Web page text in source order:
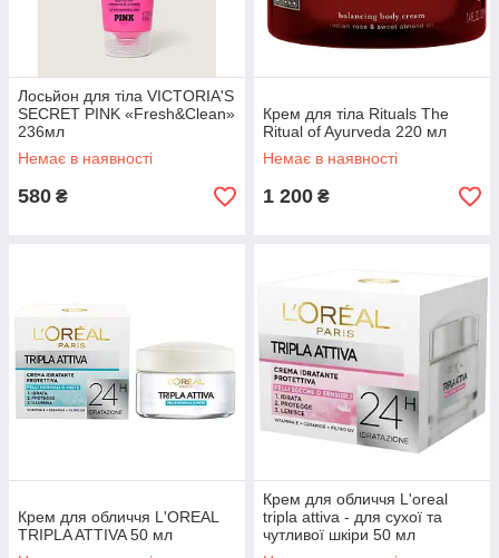
Лосьйон для тіла VICTORIA'S
SECRET PINK «Fresh&Clean»
236мл
Немає в наявності
580 ₴
Крем для тіла Rituals The
Ritual of Ayurveda 220 мл
Немає в наявності
1 200 ₴
Крем для обличчя L'OREAL
TRIPLA ATTIVA 50 мл
Крем для обличчя L'oreal
tripla attiva - для сухої та
чутливої шкіри 50 мл